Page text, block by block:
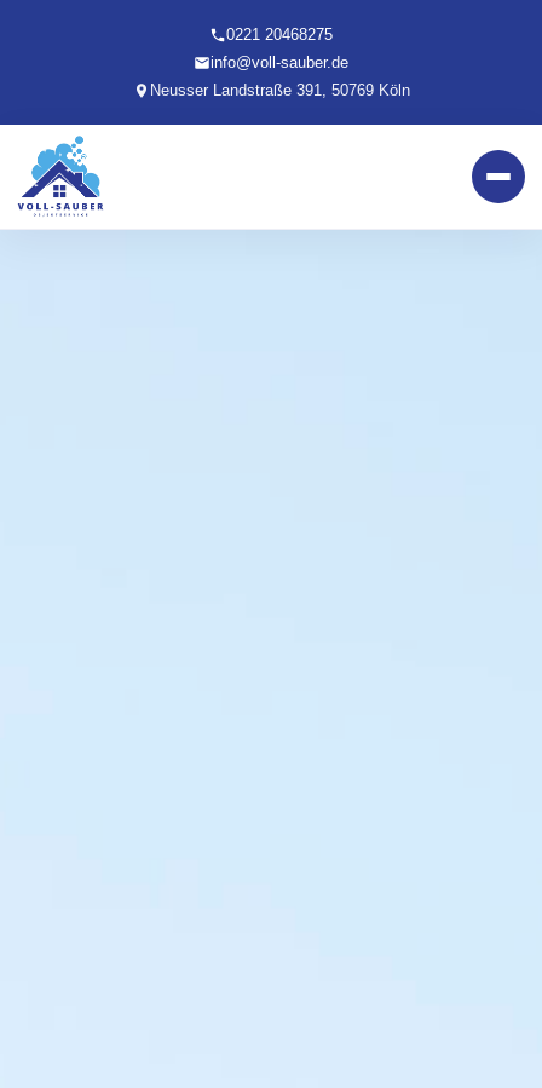
0221 20468275
info@voll-sauber.de
Neusser Landstraße 391, 50769 Köln